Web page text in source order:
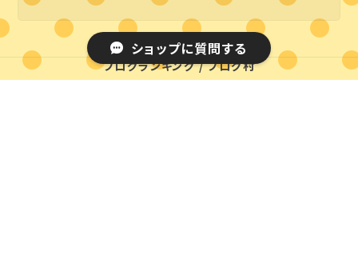
ブログランキング/ブログ村
ショップに質問する